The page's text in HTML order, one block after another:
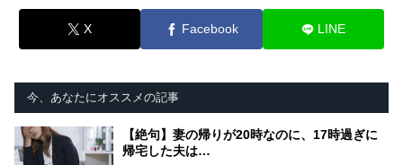
X Facebook LINE
今、あなたにオススメの記事
【絶句】妻の帰りが20時なのに、17時過ぎに
帰宅した夫は…